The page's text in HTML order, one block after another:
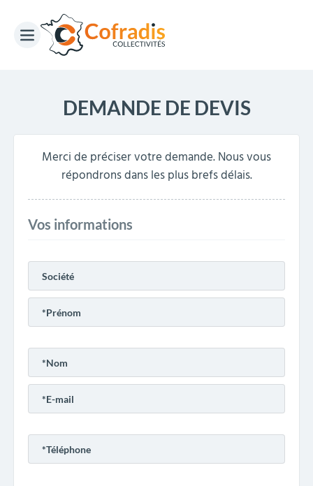
DEMANDE DE DEVIS
Merci de préciser votre demande. Nous vous
répondrons dans les plus brefs délais.
Vos informations